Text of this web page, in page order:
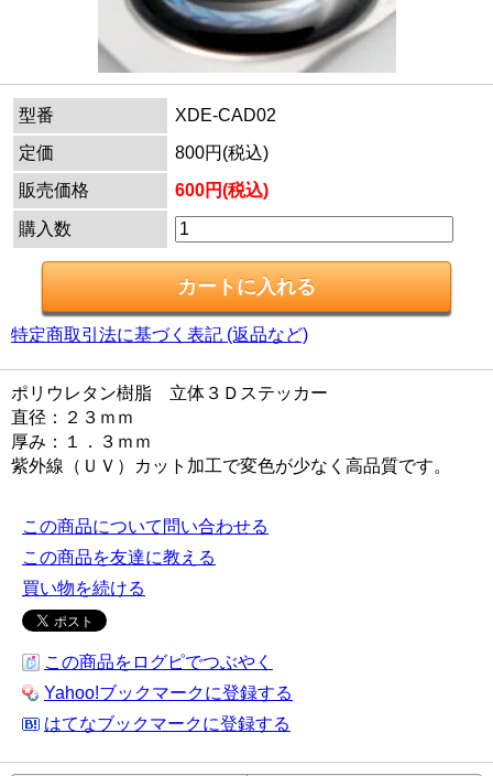
型番
XDE-CAD02
定価
800円(税込)
販売価格
600円(税込)
購入数
特定商取引法に基づく表記 (返品など)
ポリウレタン樹脂 立体３Ｄステッカー
直径：２３ｍｍ
厚み：１．３ｍｍ
紫外線（ＵＶ）カット加工で変色が少なく高品質です。
この商品について問い合わせる
この商品を友達に教える
買い物を続ける
この商品をログピでつぶやく
Yahoo!ブックマークに登録する
はてなブックマークに登録する